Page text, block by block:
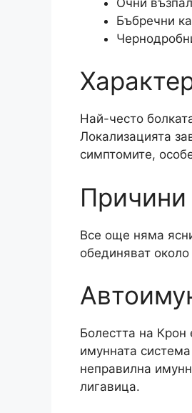
Бъбречни
Най-често
Локализацията
симптомите,
Все още няма
обединяват
Болестта на
имунната
неправилна
лигавица.​